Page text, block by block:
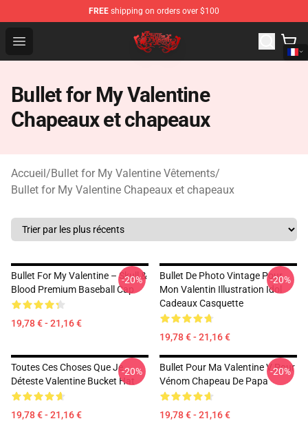
FREE shipping on orders over $100
Open menu
Bullet for My Valentine Store - Official Bullet for My
Bullet for My Valentine
Chapeaux et chapeaux
Accueil/Bullet for My Valentine Vêtements/
Bullet for My Valentine Chapeaux et chapeaux
Bullet For My Valentine – Skull &
Blood Premium Baseball Cap
19,78 € - 21,16 €
-20%
Bullet De Photo Vintage Pour
Mon Valentin Illustration Idol
Cadeaux Casquette
19,78 € - 21,16 €
-20%
Toutes Ces Choses Que Je
Déteste Valentine Bucket Hat
19,78 € - 21,16 €
-20%
Bullet Pour Ma Valentine V Pour
Vénom Chapeau De Papa
19,78 € - 21,16 €
-20%